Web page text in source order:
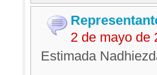
2 de mayo de
Estimada